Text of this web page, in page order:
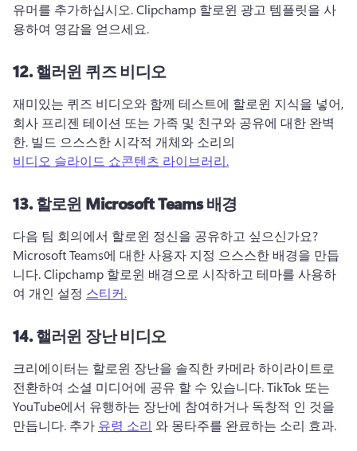
유머를 추가하십시오. Clipchamp 할로윈 광고 템플릿을 사
용하여 영감을 얻으세요.
12.핼러윈 퀴즈 비디오
재미있는 퀴즈 비디오와 함께 테스트에 할로윈 지식을 넣어,
회사 프리젠 테이션 또는 가족 및 친구와 공유에 대한 완벽
한. 빌드 으스스한 시각적 개체와 소리의
비디오 슬라이드 쇼콘텐츠 라이브러리.
13.할로윈 Microsoft Teams 배경
Microsoft Teams에 대한 사용자 지정 으스스한 배경을 만듭
니다. Clipchamp 할로윈 배경으로 시작하고 테마를 사용하
여 개인 설정 스티커.
14.핼러윈 장난 비디오
크리에이터는 할로윈 장난을 솔직한 카메라 하이라이트로
전환하여 소셜 미디어에 공유 할 수 있습니다. TikTok 또는
YouTube에서 유행하는 장난에 참여하거나 독창적 인 것을
만듭니다. 추가 유령 소리 와 몽타주를 완료하는 소리 효과.